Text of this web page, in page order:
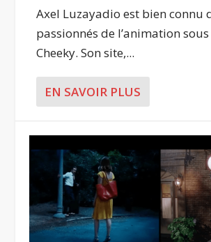
Axel Luzayadio est bien connu
passionnés de l’animation
Cheeky. Son site,...
EN SAVOIR PLUS